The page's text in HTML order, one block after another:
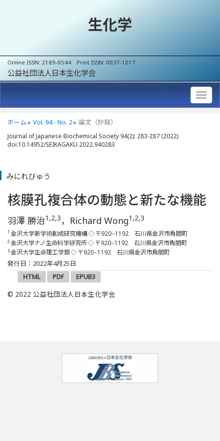
生化学
Online ISSN: 2189-0544 Print ISSN: 0037-1017
公益社団法人日本生化学会
ホーム Vol. 94 - No. 2 論文（抄録）
Journal of Japanese Biochemical Society 94(2): 283-287 (2022)
doi:10.14952/SEIKAGAKU.2022.940283
みにれびゅう
核膜孔複合体の動態と新たな機能
羽澤 勝治1,2,3 ，Richard Wong1,2,3
1 金沢大学新学術創成研究機構◇ 〒920–1192 石川県金沢市角間町
2 金沢大学ナノ生命科学研究所◇ 〒920–1192 石川県金沢市角間町
3金沢大学生命理工学類◇ 〒920–1192 石川県金沢市角間町
発行日：2022年4月25日
HTML
PDF EPUB3
© 2022 公益社団法人日本生化学会